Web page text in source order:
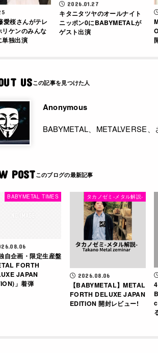
愛桜さんがテレ
リケンのみんな
単独出演
2026.01.27
キタニタツヤのオールナイト
ニッポン0にBABYMETALが
ゲスト出演
US
Anonymous
BABYMETAL、METALVERSE
POST
BABYMETAL TIMES
自企画・限定生産盤
FORTH
JAPAN
」着弾
タカノゼミ-メタル解説-
2026.08.06
【BABYMETAL】METAL
FORTH DELUXE JAPAN
EDITION 開封レビュー!